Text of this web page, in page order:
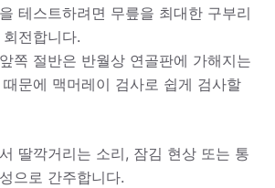
테스트하려면 무릎을 최대한 구부리
전합니다.
쪽 절반은 반월상 연골판에 가해지는
문에 맥머레이 검사로 쉽게 검사할
딸깍거리는 소리, 잠김 현상 또는 통
으로 간주합니다.